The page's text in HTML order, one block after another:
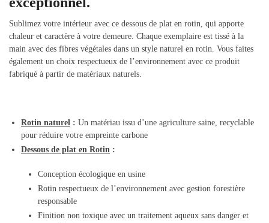
Sublimez votre intérieur avec ce dessous de plat en rotin, qui apporte
chaleur et caractère à votre demeure. Chaque exemplaire est tissé à la
main avec des fibres végétales dans un style naturel en rotin. Vous faites
également un choix respectueux de l’environnement avec ce produit
fabriqué à partir de matériaux naturels.
Rotin naturel : Un matériau issu d’une agriculture saine, recyclable
pour réduire votre empreinte carbone
Dessous de plat en Rotin :
Conception écologique en usine
Rotin respectueux de l’environnement avec gestion forestière
responsable
Finition non toxique avec un traitement aqueux sans danger et